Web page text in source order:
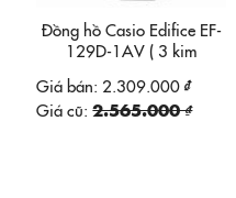
Đồng hồ Casio Edifice EF-
129D-1AV ( 3 kim
Giá bán: 2.309.000 ₫
Giá cũ: 2.565.000 ₫